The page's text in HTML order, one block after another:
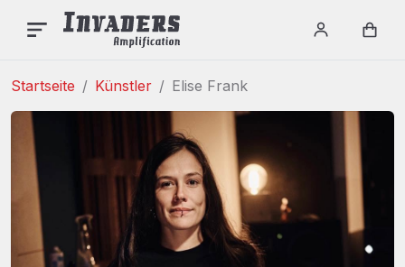
Menu
INVADERS
Login /
Startseite Künstler Elise Frank